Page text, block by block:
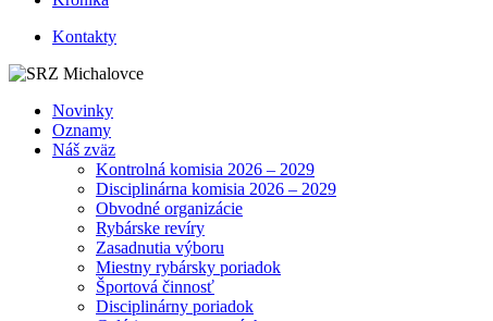
Kontakty
Novinky
Oznamy
Náš zväz
Kontrolná komisia 2026 – 2029
Disciplinárna komisia 2026 – 2029
Obvodné organizácie
Rybárske revíry
Zasadnutia výboru
Miestny rybársky poriadok
Športová činnosť
Disciplinárny poriadok